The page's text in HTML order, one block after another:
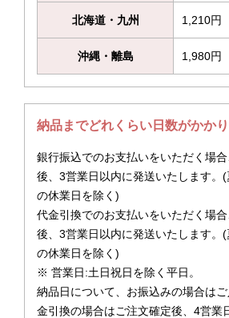
北海道・九州 1,210円
沖縄・離島 1,980円
納品までどれくらい日数がかか
銀行振込でのお支払いをいただく場
後、3営業日以内に発送いたします。
の休業日を除く)
代金引換でのお支払いをいただく場
後、3営業日以内に発送いたします。
の休業日を除く)
※ 営業日:土日祝日を除く平日。
納品日について、お振込みの場合は
金引換の場合はご注文確定後、4営業